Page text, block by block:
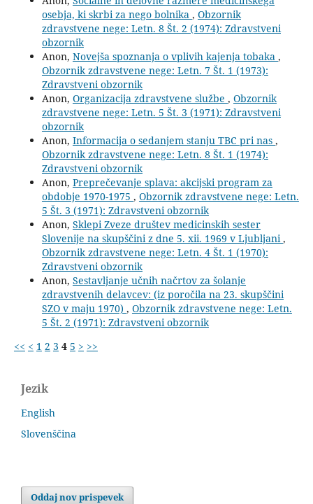
osebja, ki skrbi za nego bolnika , Obzornik
zdravstvene nege: Letn. 8 Št. 2 (1974): Zdravstveni
obzornik
Anon, Novejša spoznanja o vplivih kajenja tobaka ,
Obzornik zdravstvene nege: Letn. 7 Št. 1 (1973):
Zdravstveni obzornik
Anon, Organizacija zdravstvene službe , Obzornik
zdravstvene nege: Letn. 5 Št. 3 (1971): Zdravstveni
obzornik
Anon, Informacija o sedanjem stanju TBC pri nas ,
Obzornik zdravstvene nege: Letn. 8 Št. 1 (1974):
Zdravstveni obzornik
Anon, Preprečevanje splava: akcijski program za
obdobje 1970-1975 , Obzornik zdravstvene nege: Letn.
5 Št. 3 (1971): Zdravstveni obzornik
Anon, Sklepi Zveze društev medicinskih sester
Slovenije na skupščini z dne 5. xii. 1969 v Ljubljani ,
Obzornik zdravstvene nege: Letn. 4 Št. 1 (1970):
Zdravstveni obzornik
Anon, Sestavljanje učnih načrtov za šolanje
zdravstvenih delavcev: (iz poročila na 23. skupščini
SZO v maju 1970) , Obzornik zdravstvene nege: Letn.
5 Št. 2 (1971): Zdravstveni obzornik
<< < 1 2 3 4 5 > >>
Jezik
English
Slovenščina
Oddaj nov prispevek